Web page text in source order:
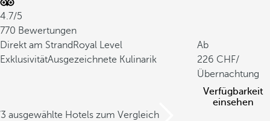
4.7/5
770 Bewertungen
Direkt am Strand Royal Level
ExklusivitätAusgezeichnete Kulinarik
Ab
226
/
Übernachtung
Verfügbarkeit
einsehen
ausgewählte Hotels zum Vergleich